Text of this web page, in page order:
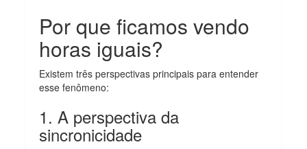
Por que ficamos vendo
horas iguais?
Existem três perspectivas principais para entender
esse fenômeno:
1. A perspectiva da
sincronicidade